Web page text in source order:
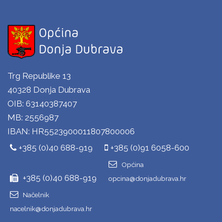
Trg Republike 13
40328 Donja Dubrava
OIB: 63140387407
MB: 2556987
IBAN: HR5523900011807800006
+385 (0)40 688-919
+385 (0)91 6058-600
+385 (0)40 688-919
Općina
opcina@donjadubrava.hr
Načelnik
nacelnik@donjadubrava.hr